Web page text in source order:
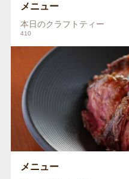
メニュー
本日のクラフトティー
410
メニュー